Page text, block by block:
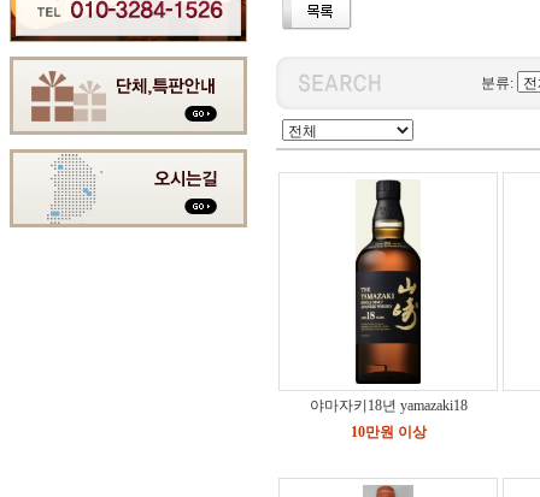
분류:
야마자키18년 yamazaki18
10만원 이상